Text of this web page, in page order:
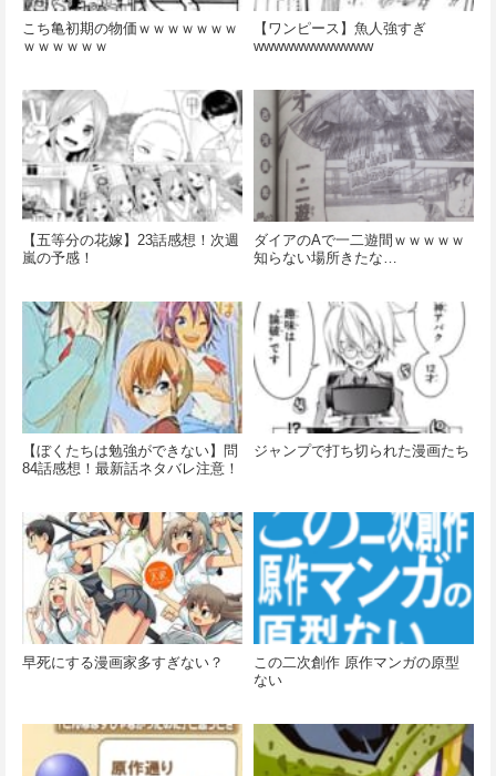
こち亀初期の物価ｗｗｗｗｗｗｗ
ｗｗｗｗｗｗ
【ワンピース】魚人強すぎ
wwwwwwwwwwww
【五等分の花嫁】23話感想！次週
嵐の予感！
ダイアのAで一二遊間ｗｗｗｗｗ
知らない場所きたな…
【ぼくたちは勉強ができない】問
84話感想！最新話ネタバレ注意！
ジャンプで打ち切られた漫画たち
早死にする漫画家多すぎない？
この二次創作 原作マンガの原型
ない